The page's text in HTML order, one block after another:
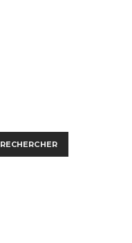
RECHERCHER